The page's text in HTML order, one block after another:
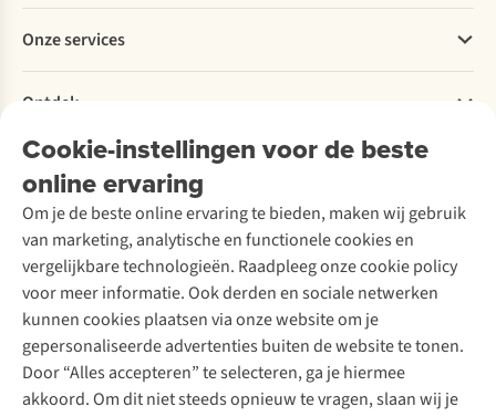
Cookie-instellingen voor de beste
online ervaring
Om je de beste online ervaring te bieden, maken wij gebruik
van marketing, analytische en functionele cookies en
vergelijkbare technologieën. Raadpleeg onze cookie policy
voor meer informatie. Ook derden en sociale netwerken
kunnen cookies plaatsen via onze website om je
gepersonaliseerde advertenties buiten de website te tonen.
Door “Alles accepteren” te selecteren, ga je hiermee
akkoord. Om dit niet steeds opnieuw te vragen, slaan wij je
Betalen
Levering
Retourneren
Bestelling herroepen
Garantie
Contact
Explore More
Verantwoord ondernemen
Over Ayacucho
Onze winkels
Over A.S.Adventure
Toegankelijkheidsverklaring
Onze services
Ski-onderhoud
Wasservice
Schoenonderhoud
Schoenherstelling
Kledingherstelling
Retouches
Voor bedrijven
Ontdek
A.S.Magazine
Podcast
Explore Academy
Explore Camp
Gear Check
Inspiratie & advies
Meld je aan voor de nieuwsbrief
Follow us